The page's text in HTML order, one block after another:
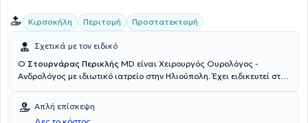
Κιρσοκήλη Περιτομή Προστατεκτομή
Σχετικά με τον ειδικό
Ο Στουρνάρας Περικλής MD είναι Χειρουργός Ουρολόγος -
Ανδρολόγος με ιδιωτικό ιατρείο στην Ηλιούπολη. Έχει ειδικευτεί στη
Νοσοκομείου "Πολυκλινική Αθηνών". Έχει εκπαιδευτεί και
πραγματοποιήσει πλήθος χειρουργικών επεμβάσεων που αφορούν
Απλή επίσκεψη